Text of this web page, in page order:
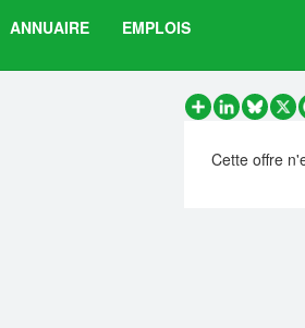
ANNUAIRE EMPLOIS
PartagerLinkedInX
Cette offre